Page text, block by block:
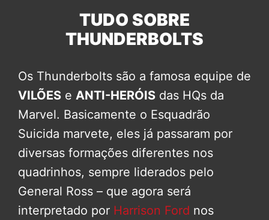
TUDO SOBRE
THUNDERBOLTS
Os Thunderbolts são a famosa equipe de
VILÕES e ANTI-HERÓIS das HQs da
Marvel. Basicamente o Esquadrão
Suicida marvete, eles já passaram por
diversas formações diferentes nos
quadrinhos, sempre liderados pelo
General Ross – que agora será
interpretado por Harrison Ford nos